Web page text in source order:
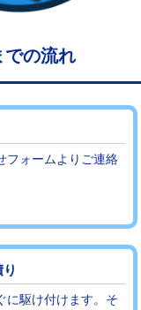
円~
55,000円
円
円
円
円
場見積
での流れ
フォームよりご連絡
に駆け付けます。そ